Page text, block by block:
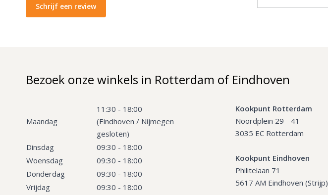
Schrijf een review
Bezoek onze winkels in Rotterdam of Eindhoven
Maandag
11:30 - 18:00
(Eindhoven / Nijmegen
gesloten)
Dinsdag
09:30 - 18:00
Woensdag
09:30 - 18:00
Donderdag
09:30 - 18:00
Vrijdag
09:30 - 18:00
Kookpunt Rotterdam
Noordplein 29 - 41
3035 EC Rotterdam
Kookpunt Eindhoven
Philitelaan 71
5617 AM Eindhoven (Strijp)